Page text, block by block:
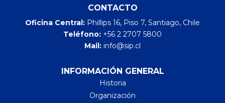
CONTACTO
Oficina Central: Phillips 16, Piso 7, Santiago, Chile
Teléfono: +56 2 2707 5800
Mail: info@sip.cl
INFORMACIÓN GENERAL
Historia
Organización